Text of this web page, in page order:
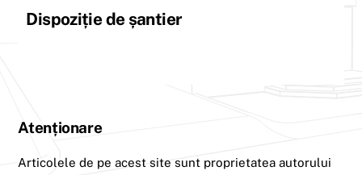
Dispoziție de șantier
Atenționare
Articolele de pe acest site sunt proprietatea autorului